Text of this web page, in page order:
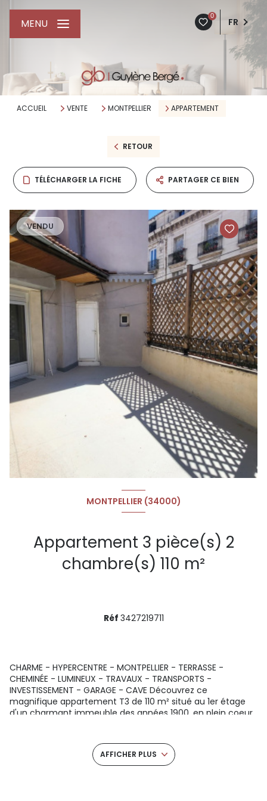
0
FR
MENU
ACCUEIL VENTE MONTPELLIER APPARTEMENT
RETOUR
TÉLÉCHARGER LA FICHE PARTAGER CE BIEN
VENDU
MONTPELLIER (34000)
Appartement 3 pièce(s) 2
chambre(s) 110 m²
Réf 3427219711
CHARME - HYPERCENTRE - MONTPELLIER - TERRASSE -
CHEMINÉE - LUMINEUX - TRAVAUX - TRANSPORTS -
INVESTISSEMENT - GARAGE - CAVE Découvrez ce
magnifique appartement T3 de 110 m² situé au 1er étage
d'un charmant immeuble des années 1900, en plein coeur
appartement offre un potentiel exceptionnel pour devenir
votre résidence principale ou un investissement locatif de
choix. Dès l'entrée, vous serez séduit par le grand salon
AFFICHER PLUS